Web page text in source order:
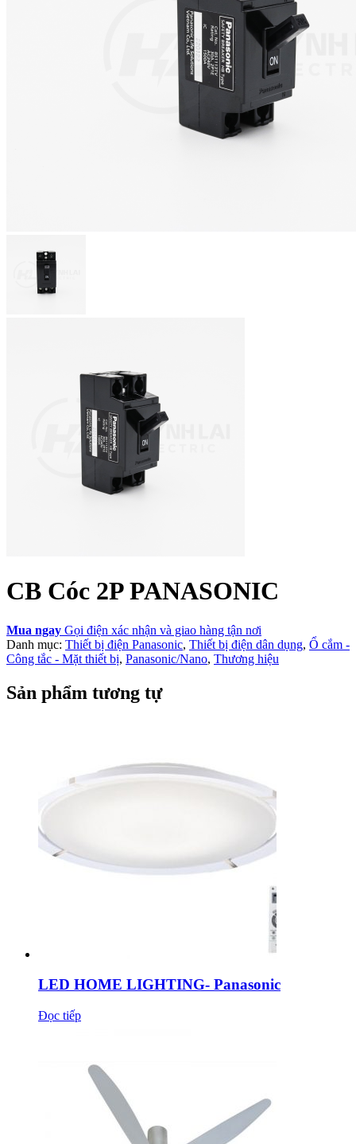
CB Cóc 2P PANASONIC
Mua ngay Gọi điện xác nhận và giao hàng tận nơi
Danh mục: Thiết bị điện Panasonic, Thiết bị điện dân dụng, Ổ cắm -
Công tắc - Mặt thiết bị, Panasonic/Nano, Thương hiệu
Sản phẩm tương tự
LED HOME LIGHTING- Panasonic
Đọc tiếp